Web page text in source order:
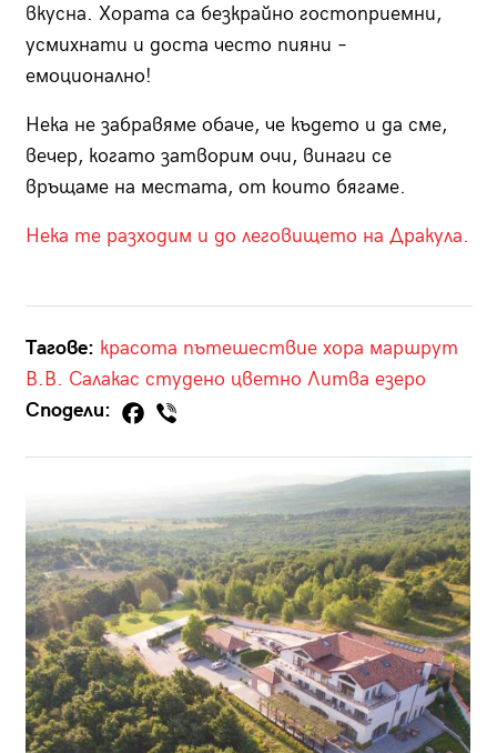
вкусна. Хората са безкрайно гостоприемни,
усмихнати и доста често пияни –
емоционално!
Нека не забравяме обаче, че където и да сме,
вечер, когато затворим очи, винаги се
връщаме на местата, от които бягаме.
Нека те разходим и до леговището на Дракула.
Тагове: красота пътешествие хора маршрут
В.В. Салакас студено цветно Литва езеро
Сподели: